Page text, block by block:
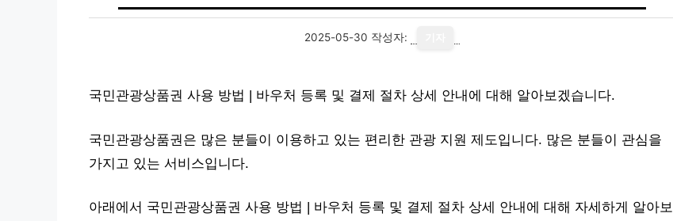
2025-05-30 작성자:
국민관광상품권 사용 방법 | 바우처 등록 및 결제 절차 상세 안내에 대해 알아보겠습니다.
국민관광상품권은 많은 분들이 이용하고 있는 편리한 관광 지원 제도입니다. 많은 분들이 관심을
가지고 있는 서비스입니다.
아래에서 국민관광상품권 사용 방법 | 바우처 등록 및 결제 절차 상세 안내에 대해 자세하게 알아보